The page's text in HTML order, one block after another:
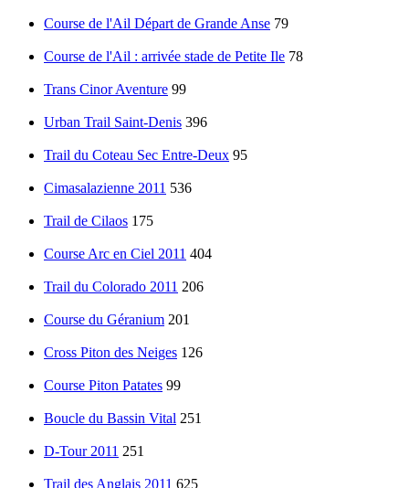
Course de l'Ail Départ de Grande Anse 79
Course de l'Ail : arrivée stade de Petite Ile 78
Trans Cinor Aventure 99
Urban Trail Saint-Denis 396
Trail du Coteau Sec Entre-Deux 95
Cimasalazienne 2011 536
Trail de Cilaos 175
Course Arc en Ciel 2011 404
Trail du Colorado 2011 206
Course du Géranium 201
Cross Piton des Neiges 126
Course Piton Patates 99
Boucle du Bassin Vital 251
D-Tour 2011 251
Trail des Anglais 2011 625